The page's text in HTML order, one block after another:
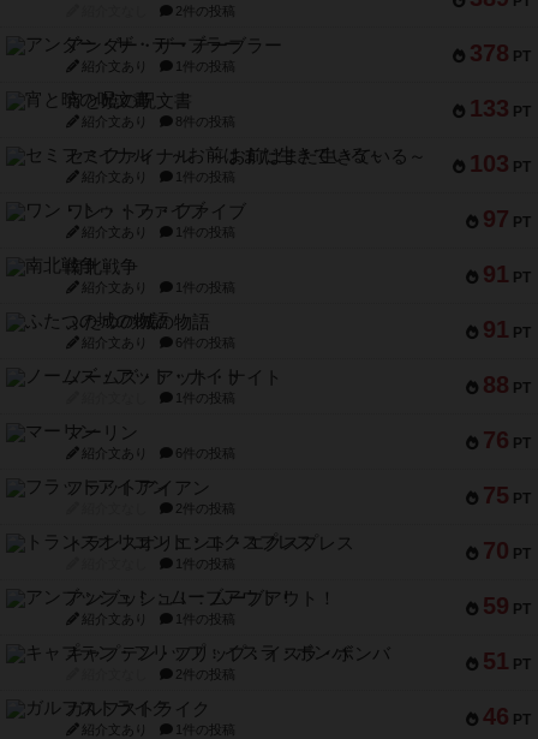
2件の投稿
378 PT
アンダー・ザ・テーブラー
紹介文あり 1件の投稿
133 PT
宵と暁の呪文書
紹介文あり 8件の投稿
103 PT
セミファイナル ～お前はまだ生きている～
紹介文あり 1件の投稿
97 PT
ワン・トゥ・ファイブ
紹介文あり 1件の投稿
91 PT
南北戦争
紹介文あり 1件の投稿
91 PT
ふたつの城の物語
紹介文あり 6件の投稿
88 PT
ノームズ・アット・ナイト
1件の投稿
76 PT
マーリン
紹介文あり 6件の投稿
75 PT
フラットアイアン
2件の投稿
70 PT
トランスオリエント・エクスプレス
1件の投稿
59 PT
アンブッシュ！：ムーブアウト！
紹介文あり 1件の投稿
51 PT
キャプテン・フリップ：イスラ・ボンバ
2件の投稿
46 PT
ガルフストライク
紹介文あり 1件の投稿